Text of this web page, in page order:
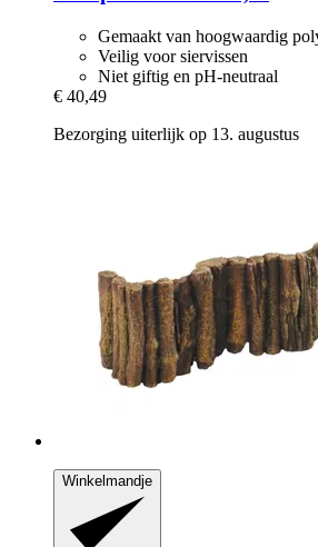
Gemaakt van hoogwaardig
Veilig voor siervissen
Niet giftig en pH-neutraal
€ 40,49
Bezorging uiterlijk op 13. augustus
Winkelmandje